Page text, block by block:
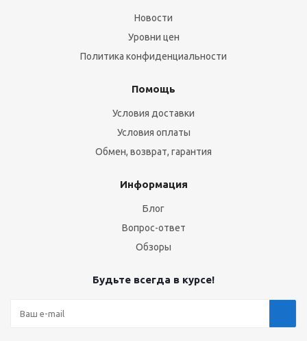
Новости
Уровни цен
Политика конфиденциальности
Помощь
Условия доставки
Условия оплаты
Обмен, возврат, гарантия
Информация
Блог
Вопрос-ответ
Обзоры
Будьте всегда в курсе!